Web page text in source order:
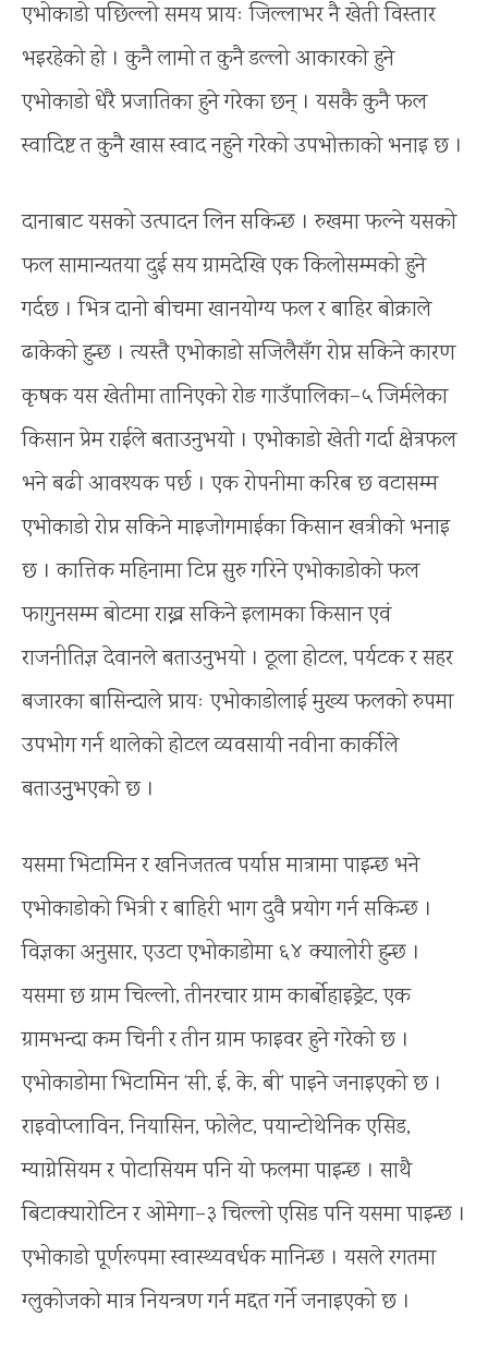
एभोकाडो पछिल्लो समय प्रायः जिल्लाभर नै खेती विस्तार
भइरहेको हो । कुनै लामो त कुनै डल्लो आकारको हुने
एभोकाडो धेरै प्रजातिका हुने गरेका छन् । यसकै कुनै फल
स्वादिष्ट त कुनै खास स्वाद नहुने गरेको उपभोक्ताको भनाइ छ ।
दानाबाट यसको उत्पादन लिन सकिन्छ । रुखमा फल्ने यसको
फल सामान्यतया दुई सय ग्रामदेखि एक किलोसम्मको हुने
गर्दछ । भित्र दानो बीचमा खानयोग्य फल र बाहिर बोक्राले
ढाकेको हुन्छ । त्यस्तै एभोकाडो सजिलैसँग रोप्न सकिने कारण
कृषक यस खेतीमा तानिएको रोङ गाउँपालिका–५ जिर्मलेका
किसान प्रेम राईले बताउनुभयो । एभोकाडो खेती गर्दा क्षेत्रफल
भने बढी आवश्यक पर्छ । एक रोपनीमा करिब छ वटासम्म
एभोकाडो रोप्न सकिने माइजोगमाईका किसान खत्रीको भनाइ
छ । कात्तिक महिनामा टिप्न सुरु गरिने एभोकाडोको फल
फागुनसम्म बोटमा राख्न सकिने इलामका किसान एवं
राजनीतिज्ञ देवानले बताउनुभयो । ठूला होटल, पर्यटक र सहर
बजारका बासिन्दाले प्रायः एभोकाडोलाई मुख्य फलको रुपमा
उपभोग गर्न थालेको होटल व्यवसायी नवीना कार्कीले
बताउनुुभएको छ ।
यसमा भिटामिन र खनिजतत्व पर्याप्त मात्रामा पाइन्छ भने
एभोकाडोको भित्री र बाहिरी भाग दुवै प्रयोग गर्न सकिन्छ ।
विज्ञका अनुसार, एउटा एभोकाडोमा ६४ क्यालोरी हुन्छ ।
यसमा छ ग्राम चिल्लो, तीनरचार ग्राम कार्बोहाइड्रेट, एक
ग्रामभन्दा कम चिनी र तीन ग्राम फाइवर हुने गरेको छ ।
एभोकाडोमा भिटामिन ‘सी, ई, के, बी’ पाइने जनाइएको छ ।
राइवोप्लाविन, नियासिन, फोलेट, पयान्टोथेनिक एसिड,
म्याग्नेसियम र पोटासियम पनि यो फलमा पाइन्छ । साथै
बिटाक्यारोटिन र ओमेगा–३ चिल्लो एसिड पनि यसमा पाइन्छ ।
एभोकाडो पूर्णरूपमा स्वास्थ्यवर्धक मानिन्छ । यसले रगतमा
ग्लुकोजको मात्र नियन्त्रण गर्न मद्दत गर्ने जनाइएको छ ।